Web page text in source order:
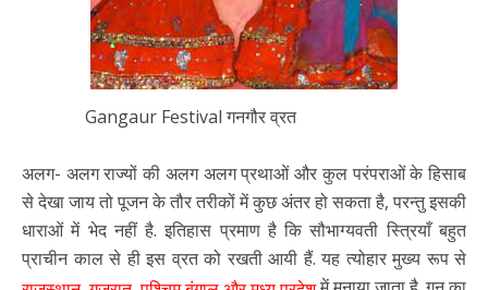
Gangaur Festival गनगौर व्रत
अलग- अलग राज्यों की अलग अलग प्रथाओं और कुल परंपराओं के हिसाब
से देखा जाय तो पूजन के तौर तरीकों में कुछ अंतर हो सकता है, परन्तु इसकी
धाराओं में भेद नहीं है. इतिहास प्रमाण है कि सौभाग्यवती स्त्रियाँ बहुत
प्राचीन काल से ही इस व्रत को रखती आयी हैं. यह त्योहार मुख्य रूप से